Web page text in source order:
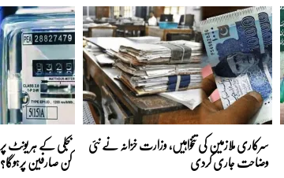
سرکاری ملازمین کی تنخواہیں، وزارت خزانہ نے نئی
وضاحت جاری کردی کن صارفین پرہوگا؟